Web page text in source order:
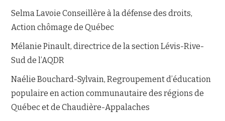
Selma Lavoie Conseillère à la défense des droits,
Action chômage de Québec
Mélanie Pinault, directrice de la section Lévis-Rive-
Sud de l’AQDR
Naélie Bouchard-Sylvain, Regroupement d’éducation
populaire en action communautaire des régions de
Québec et de Chaudière-Appalaches